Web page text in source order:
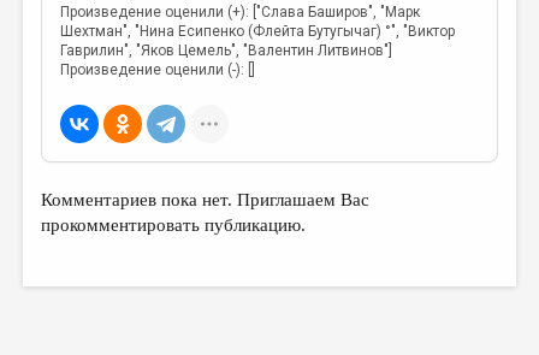
РЕЦЕНЗИРОВАНИЕ
ЦИКЛЫ ПУБЛИКАЦИЙ
ТРЕДИАКОВСКИЙ
МЕДИА
ВКОНТАКТЕ
Произведение оценили (+): ["Слава Баширов", "Марк
Шехтман", "Нина Есипенко (Флейта Бутугычаг) °", "Виктор
Гаврилин", "Яков Цемель", "Валентин Литвинов"]
Произведение оценили (-): []
Комментариев пока нет. Приглашаем Вас
прокомментировать публикацию.